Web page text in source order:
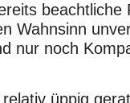
beachtliche
Wahnsinn
nur noch
üppig